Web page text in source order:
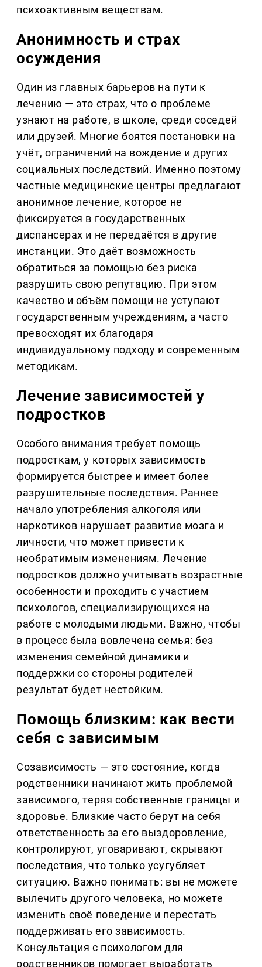
психоактивным веществам.
Анонимность и страх
осуждения
Один из главных барьеров на пути к
лечению — это страх, что о проблеме
узнают на работе, в школе, среди соседей
или друзей. Многие боятся постановки на
учёт, ограничений на вождение и других
социальных последствий. Именно поэтому
частные медицинские центры предлагают
анонимное лечение, которое не
фиксируется в государственных
диспансерах и не передаётся в другие
инстанции. Это даёт возможность
обратиться за помощью без риска
разрушить свою репутацию. При этом
качество и объём помощи не уступают
государственным учреждениям, а часто
превосходят их благодаря
индивидуальному подходу и современным
методикам.
Лечение зависимостей у
подростков
Особого внимания требует помощь
подросткам, у которых зависимость
формируется быстрее и имеет более
разрушительные последствия. Раннее
начало употребления алкоголя или
наркотиков нарушает развитие мозга и
личности, что может привести к
необратимым изменениям. Лечение
подростков должно учитывать возрастные
особенности и проходить с участием
психологов, специализирующихся на
работе с молодыми людьми. Важно, чтобы
в процесс была вовлечена семья: без
изменения семейной динамики и
поддержки со стороны родителей
результат будет нестойким.
Помощь близким: как вести
себя с зависимым
Созависимость — это состояние, когда
родственники начинают жить проблемой
зависимого, теряя собственные границы и
здоровье. Близкие часто берут на себя
ответственность за его выздоровление,
контролируют, уговаривают, скрывают
последствия, что только усугубляет
ситуацию. Важно понимать: вы не можете
вылечить другого человека, но можете
изменить своё поведение и перестать
поддерживать его зависимость.
Консультация с психологом для
родственников помогает выработать